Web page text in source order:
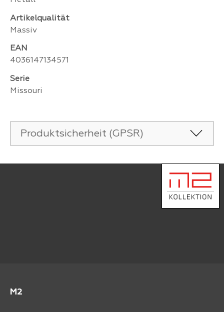
Artikelqualität
Massiv
EAN
4036147134571
Serie
Missouri
Produktsicherheit (GPSR)
M2